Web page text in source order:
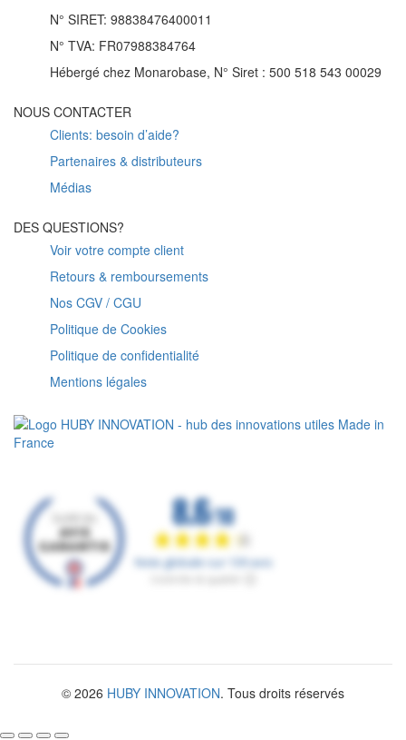
N° SIRET: 98838476400011
N° TVA: FR07988384764
Hébergé chez Monarobase, N° Siret : 500 518 543 00029
NOUS CONTACTER
Clients: besoin d’aide?
Partenaires & distributeurs
Médias
DES QUESTIONS?
Voir votre compte client
Retours & remboursements
Nos CGV / CGU
Politique de Cookies
Politique de confidentialité
Mentions légales
© 2026 HUBY INNOVATION. Tous droits réservés